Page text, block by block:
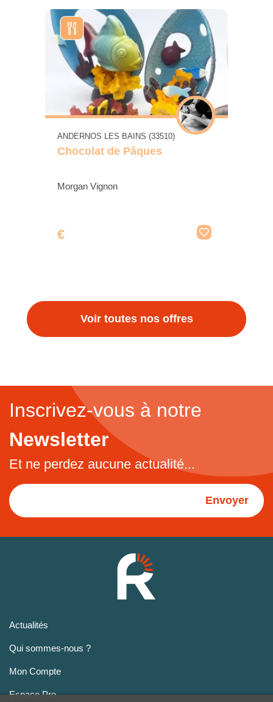
ANDERNOS LES BAINS (33510)
Chocolat de Pâques
Morgan Vignon
€
Voir toutes nos offres
Inscrivez-vous à notre
Newsletter
Et ne perdez aucune actualité...
Envoyer
Actualités
Qui sommes-nous ?
Mon Compte
Espace Pro